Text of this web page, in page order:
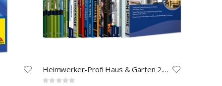
Heimwerker-Profi Haus & Garten 2.0 E-Book-Paket
Rating: